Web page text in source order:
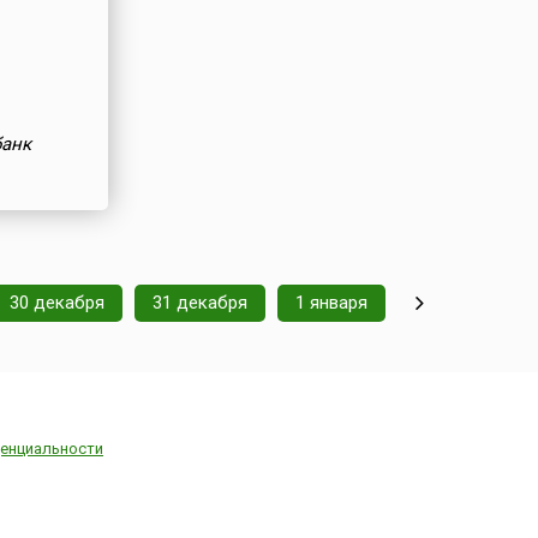
30 декабря 31 декабря 1 января